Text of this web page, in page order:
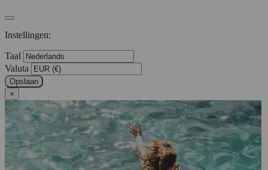
Instellingen:
Taal
Valuta
Opslaan
×